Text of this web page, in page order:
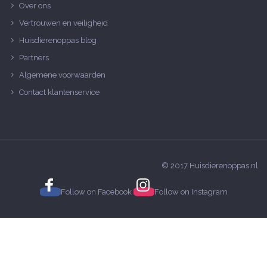
Over ons
Vertrouwen en veiligheid
Huisdierenoppas blog
Partners
Algemene voorwaarden
Contact klantenservice
© 2017 Huisdierenoppas.nl
Follow on Facebook Follow on Instagram